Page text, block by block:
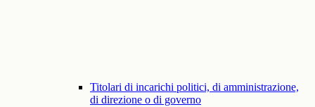
Titolari di incarichi politici, di amministrazione,
di direzione o di governo